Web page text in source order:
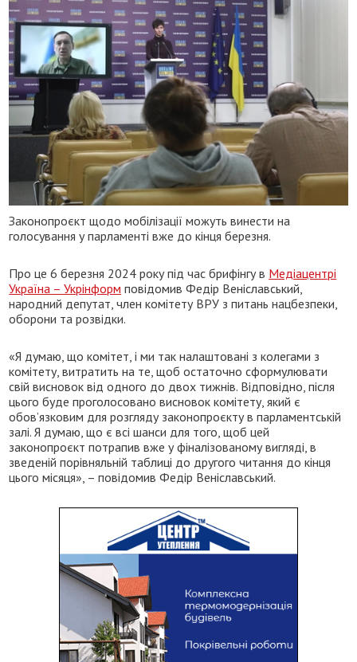
Законопроєкт щодо мобілізації можуть винести на
голосування у парламенті вже до кінця березня.
Про це 6 березня 2024 року під час брифінгу в Медіацентрі
Україна – Укрінформ повідомив Федір Веніславський,
народний депутат, член комітету ВРУ з питань нацбезпеки,
оборони та розвідки.
«Я думаю, що комітет, і ми так налаштовані з колегами з
комітету, витратить на те, щоб остаточно сформулювати
свій висновок від одного до двох тижнів. Відповідно, після
цього буде проголосовано висновок комітету, який є
обов’язковим для розгляду законопроєкту в парламентській
залі. Я думаю, що є всі шанси для того, щоб цей
законопроєкт потрапив вже у фіналізованому вигляді, в
зведеній порівняльній таблиці до другого читання до кінця
цього місяця», – повідомив Федір Веніславський.